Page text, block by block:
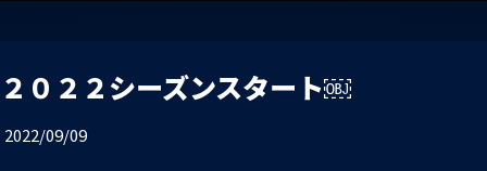
２０２２シーズンスタート￼
2022/09/09
お知らせ
D1/D2入替戦
チームについて
ACADEMY